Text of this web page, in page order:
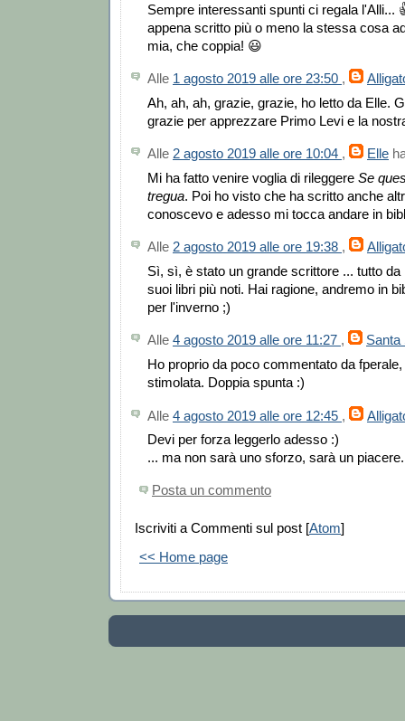
Sempre interessanti spunti ci regala l'Alli...
appena scritto più o meno la stessa cosa
mia, che coppia! 😃
Alle 1 agosto 2019 alle ore 23:50 ,
Ah, ah, ah, grazie, grazie, ho letto da Elle.
grazie per apprezzare Primo Levi e la
Alle 2 agosto 2019 alle ore 10:04 , Elle
Mi ha fatto venire voglia di rileggere Se
tregua. Poi ho visto che ha scritto anche
conoscevo e adesso mi tocca andare in
Alle 2 agosto 2019 alle ore 19:38 ,
Sì, sì, è stato un grande scrittore ... tutto da
suoi libri più noti. Hai ragione, andremo in
per l'inverno ;)
Alle 4 agosto 2019 alle ore 11:27 ,
Santa
Ho proprio da poco commentato da
stimolata. Doppia spunta :)
Alle 4 agosto 2019 alle ore 12:45 ,
Devi per forza leggerlo adesso :)
... ma non sarà uno sforzo, sarà un piacere.
Posta un commento
Iscriviti a Commenti sul post [Atom]
<< Home page